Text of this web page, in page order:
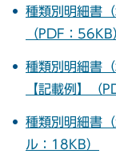
種類別明細書
（PDF：56KB
種類別明細書
【記載例】（
種類別明細書
ル：18KB）